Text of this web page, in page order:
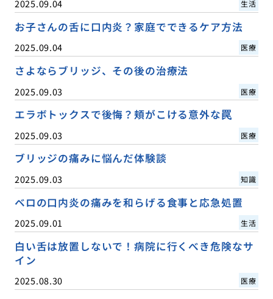
2025.09.04 生活
お子さんの舌に口内炎？家庭でできるケア方法
2025.09.04 医療
さよならブリッジ、その後の治療法
2025.09.03 医療
エラボトックスで後悔？頬がこける意外な罠
2025.09.03 医療
ブリッジの痛みに悩んだ体験談
2025.09.03 知識
ベロの口内炎の痛みを和らげる食事と応急処置
2025.09.01 生活
白い舌は放置しないで！病院に行くべき危険なサ
イン
2025.08.30 医療